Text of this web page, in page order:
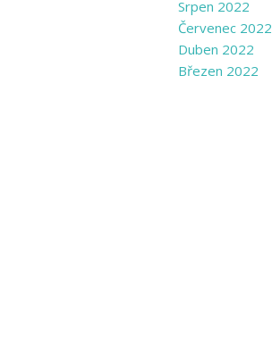
Srpen 2022
Červenec 2022
Duben 2022
Březen 2022